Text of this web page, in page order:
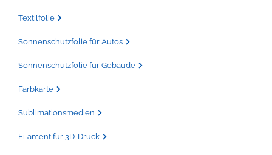
Textilfolie
Sonnenschutzfolie für Autos
Sonnenschutzfolie für Gebäude
Farbkarte
Sublimationsmedien
Filament für 3D-Druck